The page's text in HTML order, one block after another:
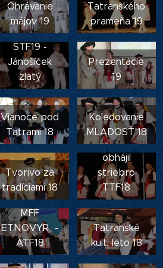
Ohrávanie
májov 19
Tatranského
prameňa 19
STF19 -
Jánošíček
zlatý
Prezentácie
19
Vianoce pod
Tatrami 18
Koledovanie
MLADOSŤ 18
Tvorivo za
tradíciami 18
Jánošíček
obhájil
striebro
TTF18
MFF
ETNOVYR -
ATF18
Tatranské
kult. leto 18